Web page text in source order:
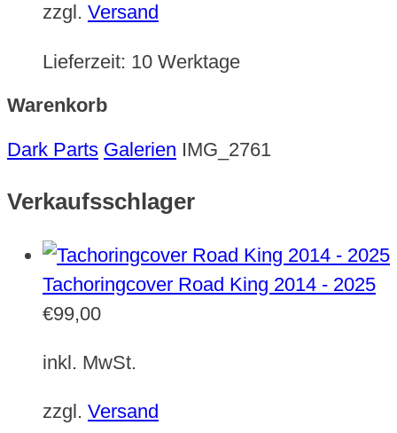
zzgl. Versand
Lieferzeit: 10 Werktage
Warenkorb
Dark Parts Galerien IMG_2761
Verkaufsschlager
Tachoringcover Road King 2014 - 2025
€99,00
inkl. MwSt.
zzgl. Versand